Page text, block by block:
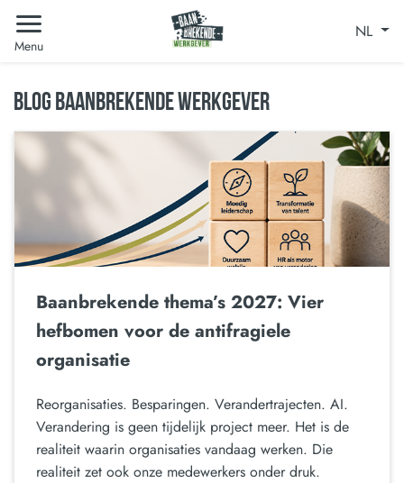
Menu
NL
BLOG BAANBREKENDE WERKGEVER
Baanbrekende thema’s 2027: Vier
hefbomen voor de antifragiele
organisatie
Reorganisaties. Besparingen. Verandertrajecten. AI.
Verandering is geen tijdelijk project meer. Het is de
realiteit waarin organisaties vandaag werken. Die
realiteit zet ook onze medewerkers onder druk.